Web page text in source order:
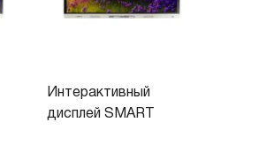
Интерактивный
дисплей SMART